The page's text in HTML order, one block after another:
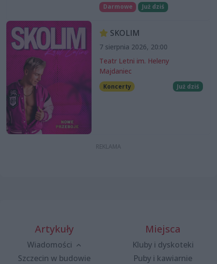
Darmowe
Już dziś
SKOLIM
7 sierpnia 2026, 20:00
Teatr Letni im. Heleny
Majdaniec
Koncerty Już dziś
Artykuły
Wiadomości
Szczecin w budowie
Miejsca
Kluby i dyskoteki
Puby i kawiarnie